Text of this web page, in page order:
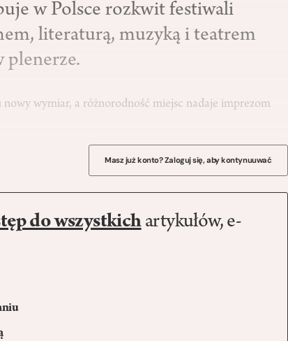
w Polsce rozkwit festiwali
literaturą, muzyką i teatrem
plenerze.
wymiar, a różnorodność miejsc nadaje imprezom
Masz już konto? Zaloguj się, aby kontynuuwać
do wszystkichartykułów, e-